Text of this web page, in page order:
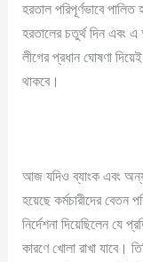
হরতাল পরিপূর্ণভাবে
হরতালের চতুর্থ দিন এবং
লীগের প্রধান ঘোষণা
থাকবে।
আজ যদিও ব্যাংক এবং
হয়েছে কর্মচারীদের
নির্দেশনা দিয়েছিলেন যে
কারণে খোলা রাখা যাবে।